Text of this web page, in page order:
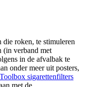
die roken, te stimuleren
(in verband met
in de afvalbak te
onder meer uit posters,
Toolbox sigarettenfilters
met de